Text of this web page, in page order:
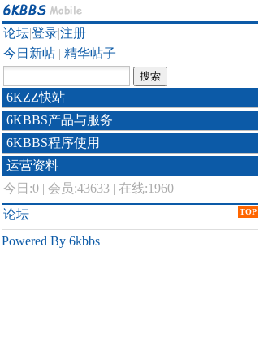
论坛|登录|注册
今日新帖 | 精华帖子
6KZZ快站
6KBBS产品与服务
6KBBS程序使用
运营资料
今日:0 | 会员:43633 | 在线:1960
TOP
论坛
Powered By 6kbbs